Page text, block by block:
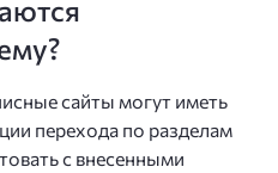
сайты могут иметь
перехода по разделам
с внесенными